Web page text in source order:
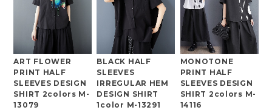
ART FLOWER
PRINT HALF
SLEEVES DESIGN
SHIRT 2colors M-
13079
BLACK HALF
SLEEVES
IRREGULAR HEM
DESIGN SHIRT
1color M-13291
MONOTONE
PRINT HALF
SLEEVES DESIGN
SHIRT 2colors M-
14116